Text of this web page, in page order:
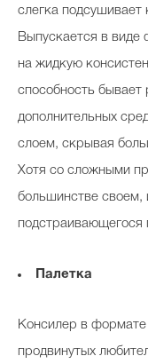
слегка подсушивает
Выпускается в виде
на жидкую
способность бывает
дополнительных
слоем, скрывая
Хотя со сложными
большинстве
подстраивающегося
Палетка
Консилер в формате
продвинутых